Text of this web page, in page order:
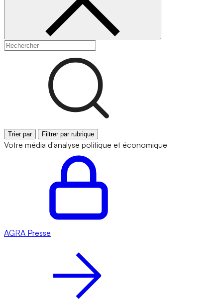
Trier par Filtrer par rubrique
Votre média d'analyse politique et économique
AGRA Presse